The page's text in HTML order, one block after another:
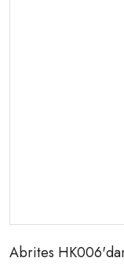
Abrites